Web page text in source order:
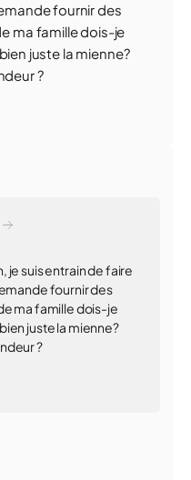
fournir des
ma famille dois-je
juste la mienne?
?
je suis entrain de faire
fournir des
ma famille dois-je
juste la mienne?
?